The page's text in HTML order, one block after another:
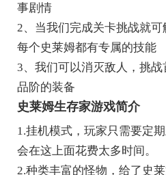
事剧情
2、当我们完成关卡挑战就可
每个史莱姆都有专属的技能
3、我们可以消灭敌人，挑
品阶的装备
史莱姆生存家游戏简介
1.挂机模式，玩家只需要定
会在这上面花费太多时间。
2.种类丰富的怪物，给了史